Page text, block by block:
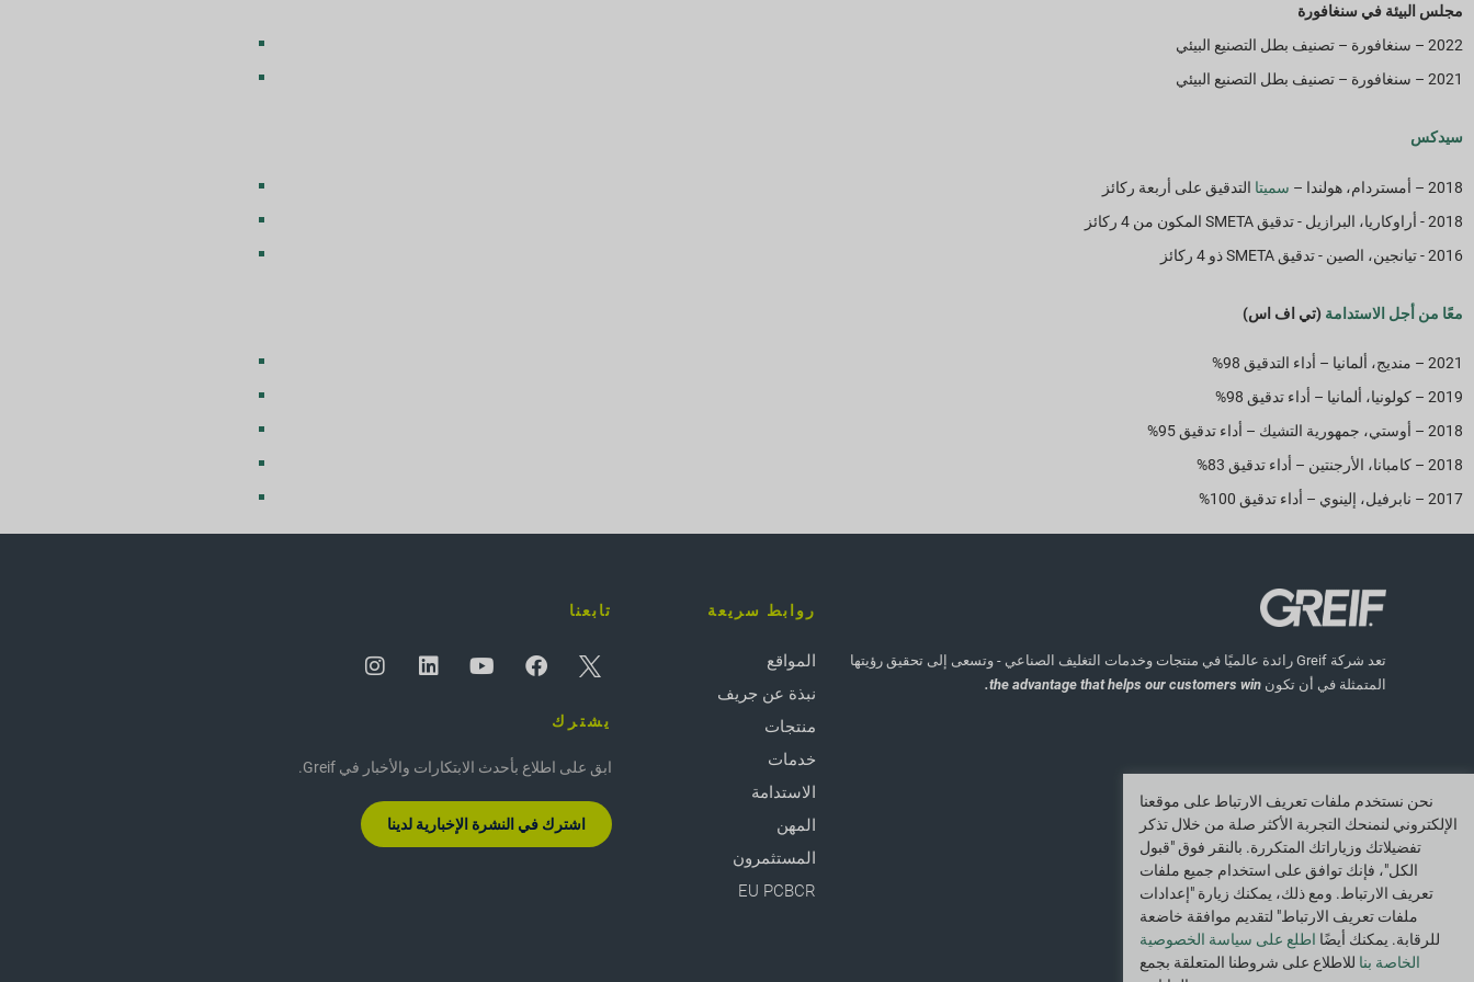
مجلس البيئة في سنغافورة
2022 – سنغافورة – تصنيف بطل التصنيع البيئي
2021 – سنغافورة – تصنيف بطل التصنيع البيئي
سيدكس
2018 – أمستردام، هولندا – سميتا التدقيق على أربعة ركائز
2018 - أراوكاريا، البرازيل - تدقيق SMETA المكون من 4 ركائز
2016 - تيانجين، الصين - تدقيق SMETA ذو 4 ركائز
معًا من أجل الاستدامة (تي اف اس)
2021 – منديج، ألمانيا – أداء التدقيق 98%
2019 – كولونيا، ألمانيا – أداء تدقيق 98%
2018 – أوستي، جمهورية التشيك – أداء تدقيق 95%
2018 – كامبانا، الأرجنتين – أداء تدقيق 83%
2017 – نابرفيل، إلينوي – أداء تدقيق 100%
تعد شركة Greif رائدة عالميًا في منتجات وخدمات التغليف الصناعي - وتسعى إلى تحقيق رؤيتها
المتمثلة في أن تكون the advantage that helps our customers win.
روابط سريعة
المواقع
نبذة عن جريف
منتجات
خدمات
الاستدامة
المهن
المستثمرون
EU PCBCR
تابعنا
يشترك
ابق على اطلاع بأحدث الابتكارات والأخبار في Greif.
اشترك في النشرة الإخبارية لدينا
نحن نستخدم ملفات تعريف الارتباط على موقعنا
الإلكتروني لنمنحك التجربة الأكثر صلة من خلال تذكر
تفضيلاتك وزياراتك المتكررة. بالنقر فوق "قبول
الكل"، فإنك توافق على استخدام جميع ملفات
تعريف الارتباط. ومع ذلك، يمكنك زيارة "إعدادات
ملفات تعريف الارتباط" لتقديم موافقة خاضعة
للرقابة. يمكنك أيضًا اطلع على سياسة الخصوصية
الخاصة بنا للاطلاع على شروطنا المتعلقة بجمع